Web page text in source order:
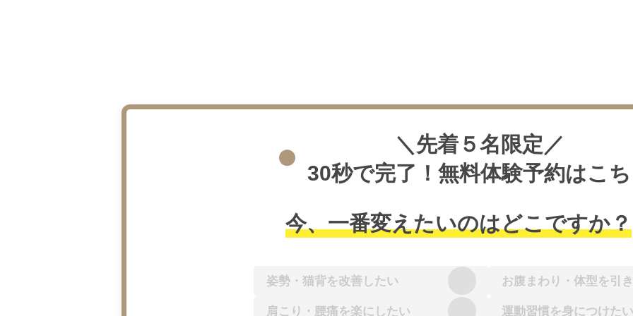
＼先着５名限定／
30秒で完了！無料体験予約はこ
今、一番変えたいのはどこですか？
姿勢・猫背を改善したい お腹まわり・体型を引
肩こり・腰痛を楽にしたい 運動習慣を身につけた